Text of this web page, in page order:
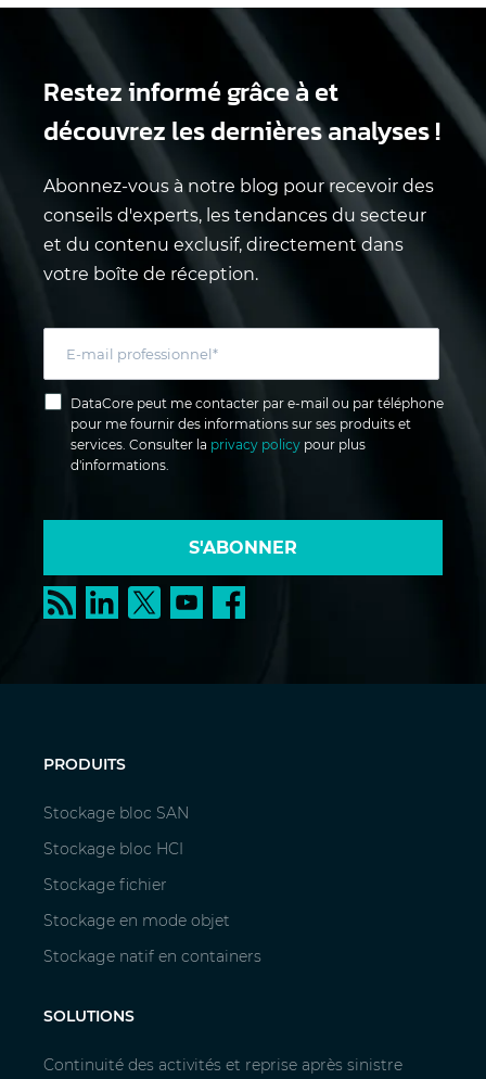
Restez informé grâce à et
découvrez les dernières analyses !
Abonnez-vous à notre blog pour recevoir des
conseils d'experts, les tendances du secteur
et du contenu exclusif, directement dans
votre boîte de réception.
DataCore peut me contacter par e-mail ou par téléphone
pour me fournir des informations sur ses produits et
services. Consulter la privacy policy pour plus
d'informations.
S'ABONNER
PRODUITS
Stockage bloc SAN
Stockage bloc HCI
Stockage fichier
Stockage en mode objet
Stockage natif en containers
SOLUTIONS
Continuité des activités et reprise après sinistre